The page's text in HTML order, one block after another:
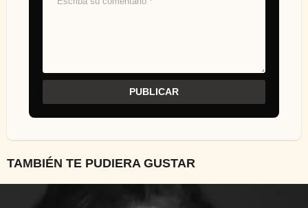
TAMBIÉN TE PUDIERA GUSTAR